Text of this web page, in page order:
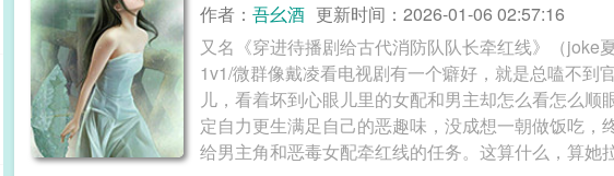
作者： 吾幺酒 更新时间：2026-01-06 02:57:16
又名《穿进待播剧给古代消防队队长牵红线》（joke
1v1/微群像戴凌看电视剧有一个癖好，就是总嗑不到
儿，看着坏到心眼儿里的女配和男主却怎么看怎么
定自力更生满足自己的恶趣味，没成想一朝做饭吃
给男主角和恶毒女配牵红线的任务。这算什么，算她